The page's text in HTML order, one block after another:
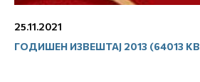
25.11.2021
ГОДИШЕН ИЗВЕШТАЈ 2013 (64013